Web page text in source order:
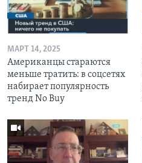
МАРТ 14, 2025
Американцы стараются
меньше тратить: в соцсетях
набирает популярность
тренд No Buy